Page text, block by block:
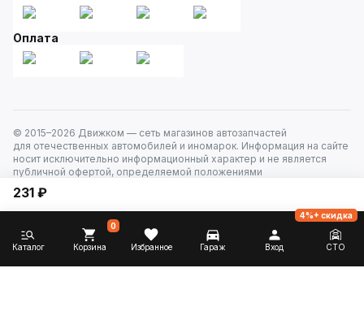
231 ₽
Оплата
© 2015–2026 Движком — сеть магазинов автозапчастей
для отечественных автомобилей и иномарок. Информация на сайте
носит исключительно информационный характер и не является
публичной офертой, определяемой положениями
Каталог Корзина
0
Избранное Гараж Вход СТО
4%+ скидка